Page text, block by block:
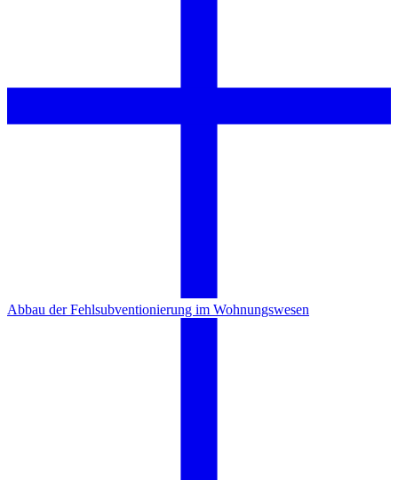
Abbau der Fehlsubventionierung im Wohnungswesen